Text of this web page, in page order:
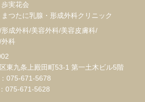
実花会
つたに乳腺・形成外科クリニック
成外科/美容外科/美容皮膚科/
外科
東九条上殿田町53-1 第一土木ビル5階
075-671-5678
075-671-5628